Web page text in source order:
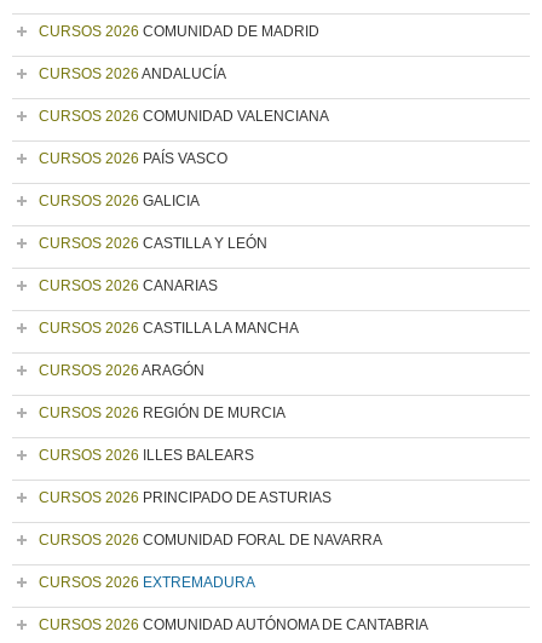
CURSOS 2026 COMUNIDAD DE MADRID
CURSOS 2026 ANDALUCÍA
CURSOS 2026 COMUNIDAD VALENCIANA
CURSOS 2026 PAÍS VASCO
CURSOS 2026 GALICIA
CURSOS 2026 CASTILLA Y LEÓN
CURSOS 2026 CANARIAS
CURSOS 2026 CASTILLA LA MANCHA
CURSOS 2026 ARAGÓN
CURSOS 2026 REGIÓN DE MURCIA
CURSOS 2026 ILLES BALEARS
CURSOS 2026 PRINCIPADO DE ASTURIAS
CURSOS 2026 COMUNIDAD FORAL DE NAVARRA
CURSOS 2026 EXTREMADURA
CURSOS 2026 COMUNIDAD AUTÓNOMA DE CANTABRIA